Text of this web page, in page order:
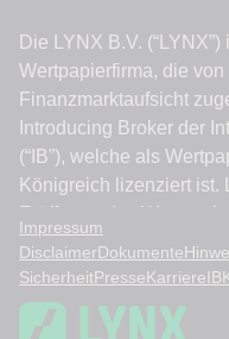
Impressum
DisclaimerDokumente
SicherheitPresseKarriere